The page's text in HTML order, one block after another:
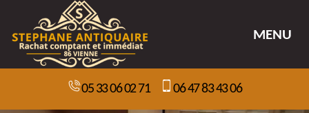
MENU
05 33 06 02 71 06 47 83 43 06